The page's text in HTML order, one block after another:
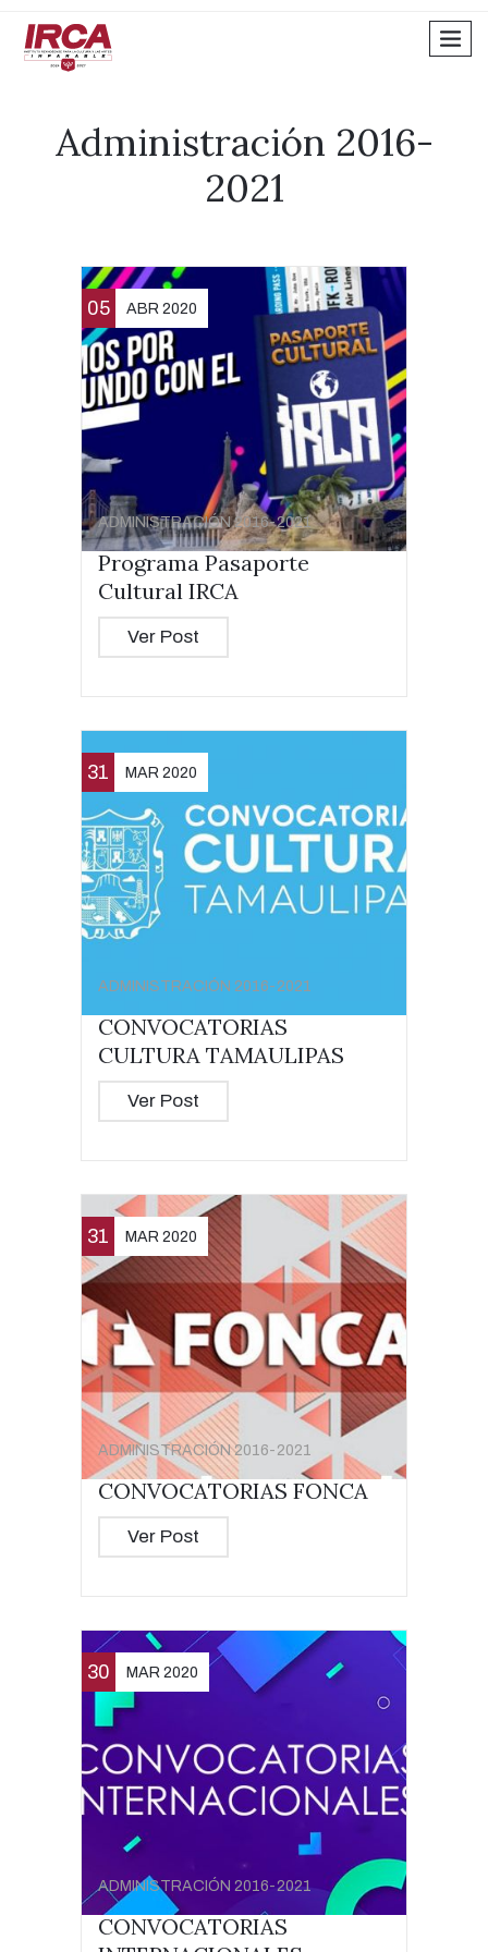
Administración 2016-
2021
05 ABR 2020
ADMINISTRACIÓN 2016-2021
Programa Pasaporte
Cultural IRCA
Ver Post
31 MAR 2020
ADMINISTRACIÓN 2016-2021
CONVOCATORIAS
CULTURA TAMAULIPAS
Ver Post
31 MAR 2020
ADMINISTRACIÓN 2016-2021
CONVOCATORIAS FONCA
Ver Post
30 MAR 2020
ADMINISTRACIÓN 2016-2021
CONVOCATORIAS